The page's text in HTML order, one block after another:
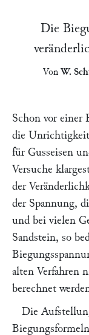
Die
Von W.
Schon vor einer
die
für Gusseisen
Versuche
der
der Spannung,
und bei vielen
Sandstein, so
alten Verfahren
berechnet
Die